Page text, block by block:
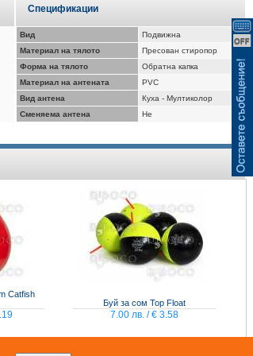
Спецификации
Вид
Подвижна
Материал на тялото
Пресован стиропор
Форма на тялото
Обратна капка
Материал на антената
PVC
Вид антена
Куха - Мултиколор
Сменяема антена
Не
Catfish
Буй за сом Top Float
7.00 лв. / € 3.58